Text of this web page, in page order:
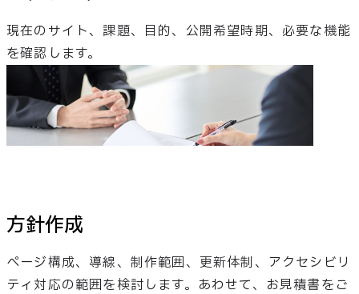
現在のサイト、課題、目的、公開希望時期、必要な機能
を確認します。
方針作成
ページ構成、導線、制作範囲、更新体制、アクセシビリ
ティ対応の範囲を検討します。あわせて、お見積書をご